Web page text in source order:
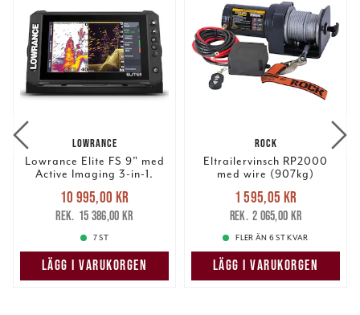
LOWRANCE
Lowrance Elite FS 9" med
Active Imaging 3-in-1.
Nuvarande pris
10 995,00 krTidigare pris
15 386,00 kr
10 995,00 kr
15 386,00 kr
7 ST
LÄGG I VARUKORGEN
ROCK
Eltrailervinsch RP2000
med wire (907kg)
Nuvarande pris
1 595,05 krTidigare pris
2 065,00 kr
1 595,05 kr
2 065,00 kr
FLER ÄN 6 ST KVAR
LÄGG I VARUKORGEN